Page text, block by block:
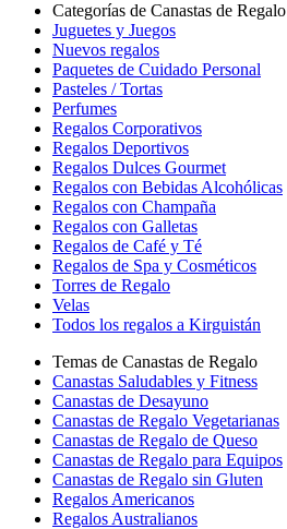
Categorías de Canastas de Regalo
Juguetes y Juegos
Nuevos regalos
Paquetes de Cuidado Personal
Pasteles / Tortas
Perfumes
Regalos Corporativos
Regalos Deportivos
Regalos Dulces Gourmet
Regalos con Bebidas Alcohólicas
Regalos con Champaña
Regalos con Galletas
Regalos de Café y Té
Regalos de Spa y Cosméticos
Torres de Regalo
Velas
Todos los regalos a Kirguistán
Temas de Canastas de Regalo
Canastas Saludables y Fitness
Canastas de Desayuno
Canastas de Regalo Vegetarianas
Canastas de Regalo de Queso
Canastas de Regalo para Equipos
Canastas de Regalo sin Gluten
Regalos Americanos
Regalos Australianos